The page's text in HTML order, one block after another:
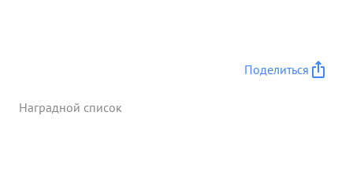
Поделиться
Наградной список